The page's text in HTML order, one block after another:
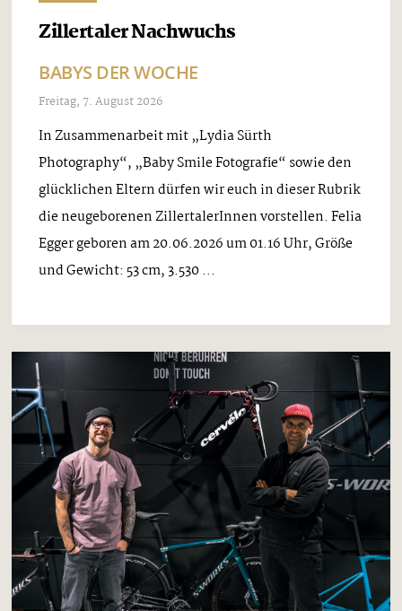
Zillertaler Nachwuchs
BABYS DER WOCHE
Freitag, 7. August 2026
In Zusammenarbeit mit „Lydia Sürth
Photography“, „Baby Smile Fotografie“ sowie den
glücklichen Eltern dürfen wir euch in dieser Rubrik
die neugeborenen ZillertalerInnen vorstellen. Felia
Egger geboren am 20.06.2026 um 01.16 Uhr, Größe
und Gewicht: 53 cm, 3.530 ...